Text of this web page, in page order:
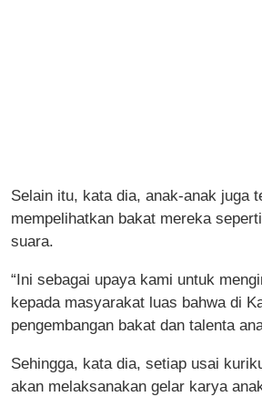
Selain itu, kata dia, anak-anak juga
mempelihatkan bakat mereka
suara.
“Ini sebagai upaya kami untuk
kepada masyarakat luas bahwa di
pengembangan bakat dan talenta
Sehingga, kata dia, setiap usai
akan melaksanakan gelar karya